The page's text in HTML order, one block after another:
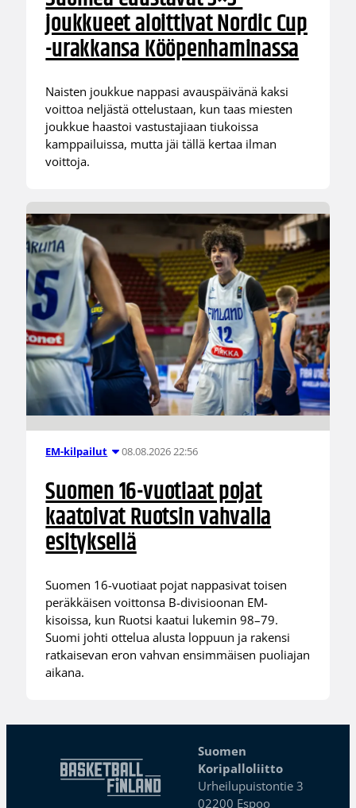
joukkueet aloittivat Nordic Cup
-urakkansa Kööpenhaminassa
Naisten joukkue nappasi avauspäivänä kaksi
voittoa neljästä ottelustaan, kun taas miesten
joukkue haastoi vastustajiaan tiukoissa
kamppailuissa, mutta jäi tällä kertaa ilman
voittoja.
EM-kilpailut 08.08.2026 22:56
Suomen 16-vuotiaat pojat
kaatoivat Ruotsin vahvalla
esityksellä
Suomen 16-vuotiaat pojat nappasivat toisen
peräkkäisen voittonsa B-divisioonan EM-
kisoissa, kun Ruotsi kaatui lukemin 98–79.
Suomi johti ottelua alusta loppuun ja rakensi
ratkaisevan eron vahvan ensimmäisen puoliajan
aikana.
Suomen
Koripalloliitto
Urheilupuistontie 3
02200 Espoo